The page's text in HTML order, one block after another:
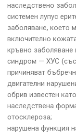
наследствено
системен лупус
заболяване, което
включително
кръвно заболяване
синдром — ХУС
причиняват
двигателни
обрив известен
наследствена
отосклероза;
нарушена функция